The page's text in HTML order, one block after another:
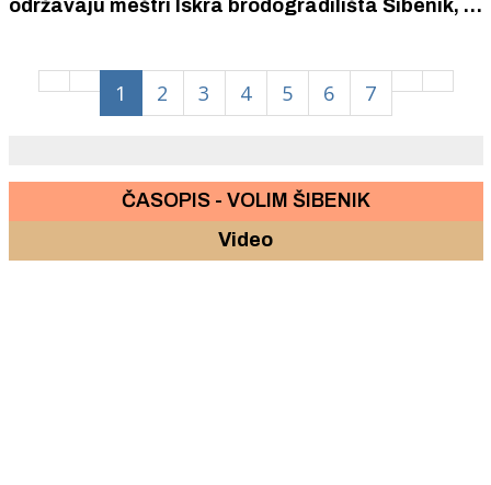
održavaju meštri Iskra brodogradilišta Šibenik, u
1 2 3 4 5 6 7
ČASOPIS - VOLIM ŠIBENIK
Video